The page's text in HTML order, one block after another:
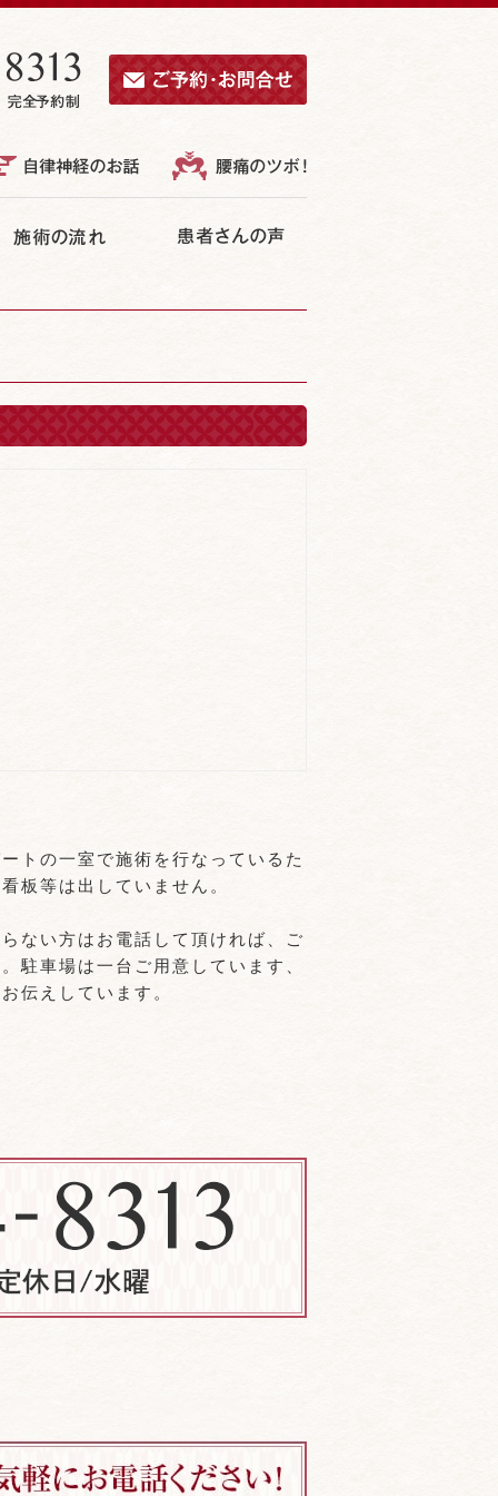
トの一室で施術を行なっているた
板等は出していません。
ない方はお電話して頂ければ、ご
駐車場は一台ご用意しています、
伝えしています。